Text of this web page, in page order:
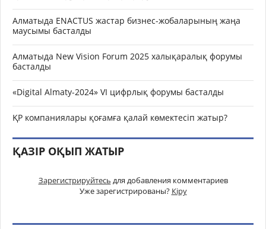
Алматыда ENACTUS жастар бизнес-жобаларының жаңа
маусымы басталды
Алматыда New Vision Forum 2025 халықаралық форумы
басталды
«Digital Almaty-2024» VI цифрлық форумы басталды
ҚР компаниялары қоғамға қалай көмектесіп жатыр?
ҚАЗІР ОҚЫП ЖАТЫР
Зарегистрируйтесь для добавления комментариев
Уже зарегистрированы? Кіру